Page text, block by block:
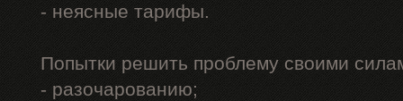
- неясные тарифы.
Попытки решить проблему своими
- разочарованию;